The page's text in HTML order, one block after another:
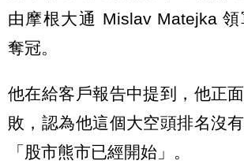
由摩根大通 Mislav Matejka
奪冠。
他在給客戶報告中提到，他正
敗，認為他這個大空頭排名沒
「股市熊市已經開始」。